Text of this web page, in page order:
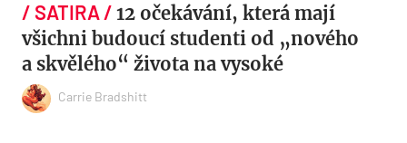
12 očekávání, která mají
všichni budoucí studenti od „nového
a skvělého“ života na vysoké
Carrie Bradshitt